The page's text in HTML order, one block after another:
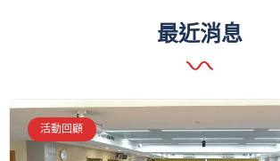
最近消息
活動回顧